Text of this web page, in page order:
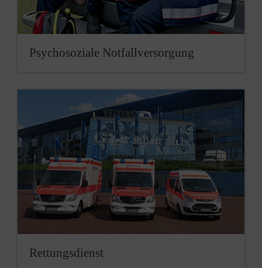
Psychosoziale Notfallversorgung
Rettungsdienst